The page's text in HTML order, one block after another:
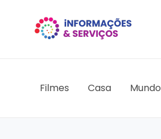
Filmes Casa Mundo